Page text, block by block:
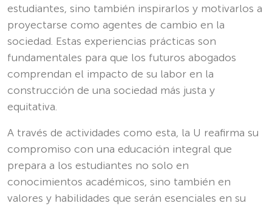
estudiantes, sino también inspirarlos y motivarlos a
proyectarse como agentes de cambio en la
sociedad. Estas experiencias prácticas son
fundamentales para que los futuros abogados
comprendan el impacto de su labor en la
construcción de una sociedad más justa y
equitativa.
A través de actividades como esta, la U reafirma su
compromiso con una educación integral que
prepara a los estudiantes no solo en
conocimientos académicos, sino también en
valores y habilidades que serán esenciales en su